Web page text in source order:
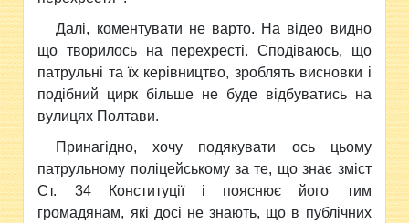
Далі, коментувати не варто. На відео видно
що творилось на перехресті. Сподіваюсь, що
патрульні та їх керівництво, зроблять висновки і
подібний цирк більше не буде відбуватись на
вулицях Полтави.
Принагідно, хочу подякувати ось цьому
патрульному поліцейському за те, що знає зміст
Ст. 34 Конституції і пояснює його тим
громадянам, які досі не знають, що в публічних